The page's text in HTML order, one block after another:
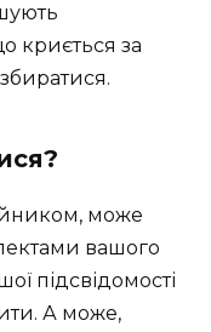
криється за
може
вашого
підсвідомості
А може,